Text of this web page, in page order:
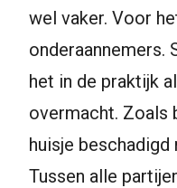
wel vaker. Voor
onderaannemers.
het in de praktijk
overmacht. Zoals
huisje
Tussen alle